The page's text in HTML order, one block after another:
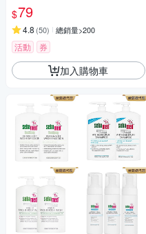
$79
4.8 (50) 總銷量>200
活動 券
加入購物車